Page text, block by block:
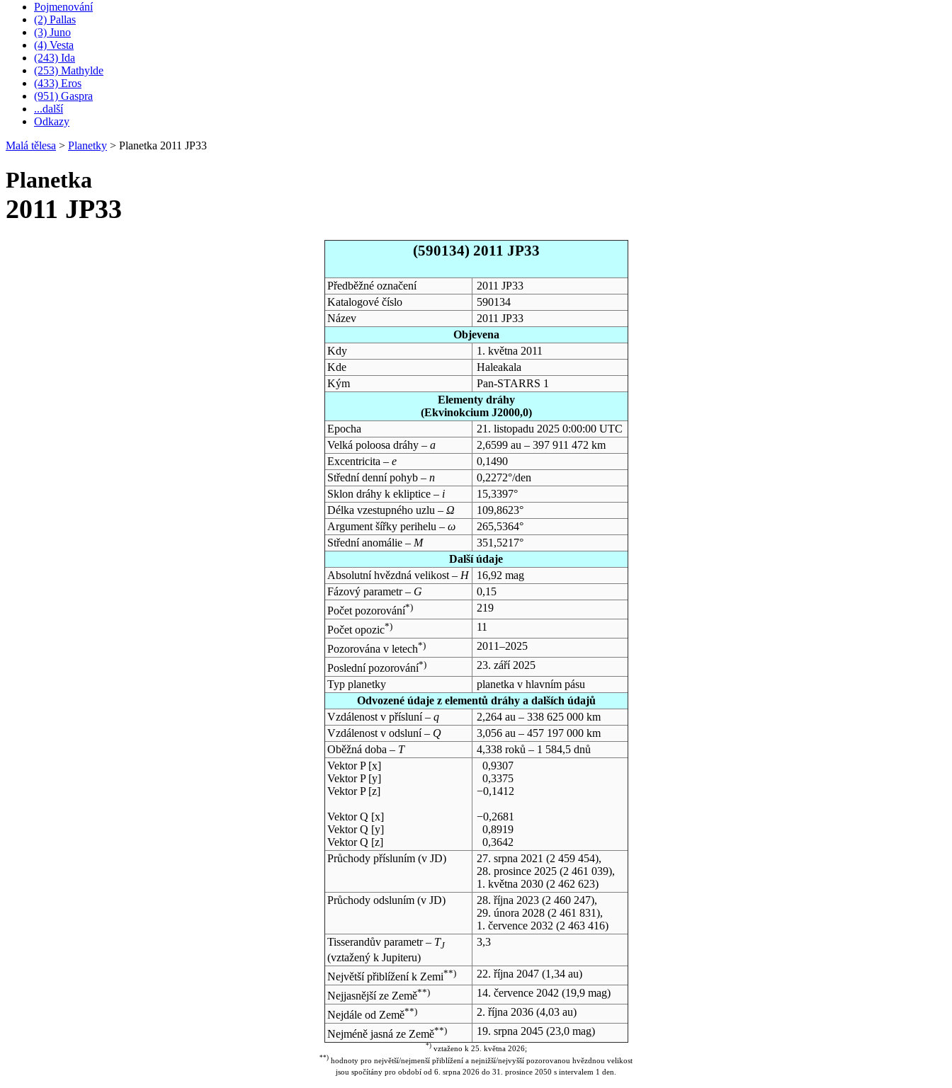
Pojmenování
(2) Pallas
(3) Juno
(4) Vesta
(243) Ida
(253) Mathylde
(433) Eros
(951) Gaspra
...další
Odkazy
Malá tělesa > Planetky > Planetka 2011 JP33
Planetka
2011 JP33
(590134) 2011 JP33
Předběžné označení
2011 JP33
Katalogové číslo
590134
Název
2011 JP33
Objevena
Kdy
1. května 2011
Kde
Haleakala
Kým
Pan-STARRS 1
Elementy dráhy
(Ekvinokcium J2000,0)
Epocha
21. listopadu 2025 0:00:00 UTC
Velká poloosa dráhy – a
2,6599 au – 397 911 472 km
Excentricita – e
0,1490
Střední denní pohyb – n
0,2272°/den
Sklon dráhy k ekliptice – i
15,3397°
Délka vzestupného uzlu – Ω
109,8623°
Argument šířky perihelu – ω
265,5364°
Střední anomálie – M
351,5217°
Další údaje
Absolutní hvězdná velikost – H
16,92 mag
Fázový parametr – G
0,15
Počet pozorování*)
219
Počet opozic*)
11
Pozorována v letech*)
2011–2025
Poslední pozorování*)
23. září 2025
Typ planetky
planetka v hlavním pásu
Odvozené údaje z elementů dráhy a dalších údajů
Vzdálenost v přísluní – q
2,264 au – 338 625 000 km
Vzdálenost v odsluní – Q
3,056 au – 457 197 000 km
Oběžná doba – T
4,338 roků – 1 584,5 dnů
Vektor P [x]
Vektor P [y]
Vektor P [z]
Vektor Q [x]
Vektor Q [y]
Vektor Q [z]
0,9307
0,3375
−0,1412
−0,2681
0,8919
0,3642
Průchody přísluním (v JD) 27. srpna 2021 (2 459 454),
28. prosince 2025(2 461 039),
1. května 2030(2 462 623)
Průchody odsluním (v JD) 28. října 2023(2 460 247),
29. února 2028(2 461 831),
1. července 2032 (2 463 416)
Tisserandův parametr – TJ
(vztažený k Jupiteru)
3,3
Největší přiblížení k Zemi**) 22. října 2047(1,34 au)
Nejjasnější ze Země**) 14. července 2042 (19,9 mag)
Nejdále od Země**) 2. října 2036(4,03 au)
Nejméně jasná ze Země**) 19. srpna 2045(23,0 mag)
*)vztaženo k 25. května 2026;
**) hodnoty pro největší/nejmenší přiblížení a nejnižší/nejvyšší pozorovanou hvězdnou velikost
jsou spočítány pro období od 6. srpna 2026 do 31. prosince 2050 s intervalem 1 den.